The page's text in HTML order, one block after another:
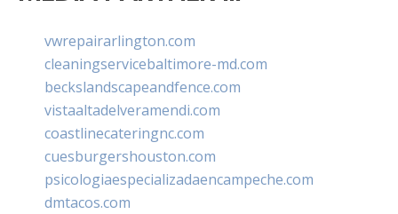
vwrepairarlington.com
cleaningservicebaltimore-md.com
beckslandscapeandfence.com
vistaaltadelveramendi.com
coastlinecateringnc.com
cuesburgershouston.com
psicologiaespecializadaencampeche.com
dmtacos.com